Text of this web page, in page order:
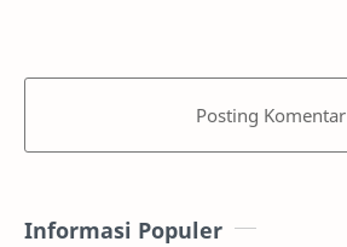
Posting Komentar
Informasi Populer